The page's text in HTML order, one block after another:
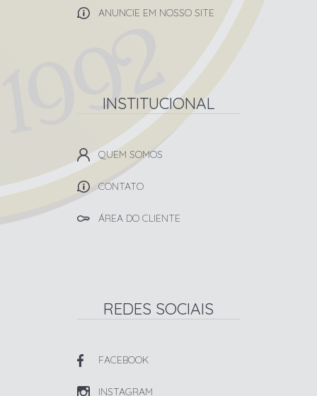
ANUNCIE EM NOSSO SITE
INSTITUCIONAL
QUEM SOMOS
CONTATO
ÁREA DO CLIENTE
REDES SOCIAIS
FACEBOOK
INSTAGRAM